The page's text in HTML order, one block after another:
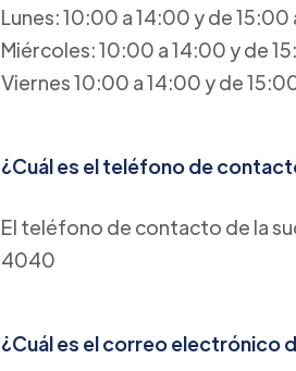
Lunes: 10:00 a 14:00 y de
Miércoles: 10:00 a 14:00 y de
Viernes 10:00 a 14:00 y de
¿Cuál es el teléfono de
El teléfono de contacto de la
4040
¿Cuál es el correo electrónico